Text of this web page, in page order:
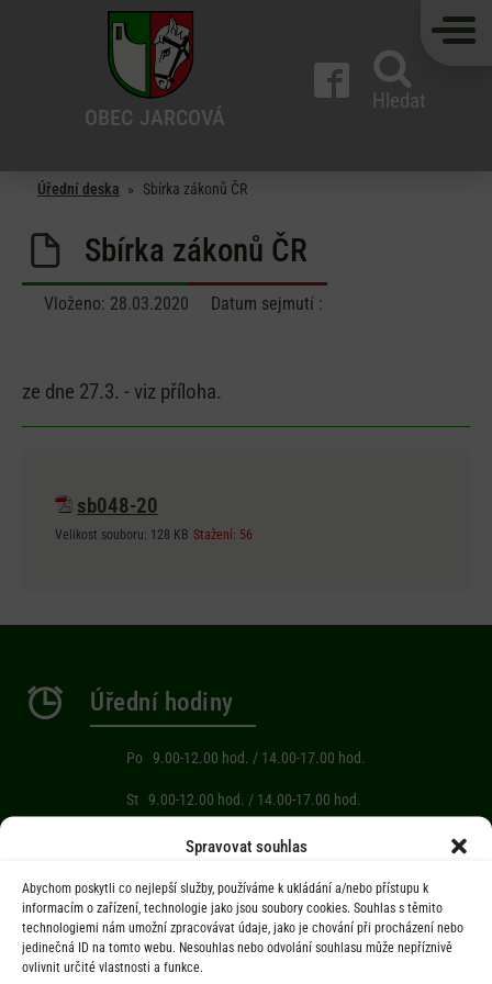
Spravovat souhlas
Abychom poskytli co nejlepší služby, používáme k ukládání a/nebo přístupu k
informacím o zařízení, technologie jako jsou soubory cookies. Souhlas s těmito
technologiemi nám umožní zpracovávat údaje, jako je chování při procházení nebo
jedinečná ID na tomto webu. Nesouhlas nebo odvolání souhlasu může nepříznivě
ovlivnit určité vlastnosti a funkce.
OBEC JARCOVÁ
Hledat
Úřední deska » Sbírka zákonů ČR
Sbírka zákonů ČR
Vloženo: 28.03.2020 Datum sejmutí :
ze dne 27.3. - viz příloha.
sb048-20
Velikost souboru: 128 KB Stažení: 56
Úřední hodiny
Po 9.00-12.00 hod. / 14.00-17.00 hod.
St 9.00-12.00 hod. / 14.00-17.00 hod.
Aktuální informace o počasí z meteostanice (Brňov) vzdálené 2km od
obce Jarcová.